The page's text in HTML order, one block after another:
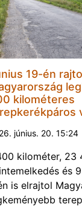
19-én
kilométeres
június. 20. 15:24
kilométer, 23
és
is elrajtol